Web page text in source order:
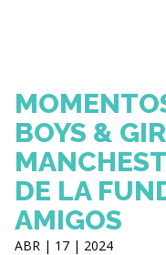
BOYS &
DE LA
AMIGOS
ABR | 17 | 2024